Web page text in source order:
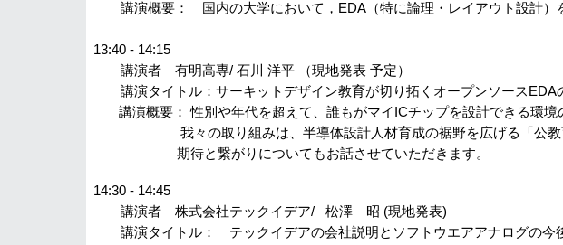
講演概要： 国内の大学において，EDA（特に論理・レイアウト設計）
13:40 - 14:15
講演者 有明高専/ 石川 洋平 （現地発表 予定）
講演タイトル： サーキットデザイン教育が切り拓くオープンソースEDA
講演概要：性別や年代を超えて、誰もがマイICチップを設計できる環
我々の取り組みは、半導体設計人材育成の裾野を広げる「公教育へ
期待と繋がりについてもお話させていただきます。
14:30 - 14:45
講演者 株式会社テックイデア/ 松澤 昭 (現地発表)
講演タイトル： テックイデアの会社説明とソフトウエアアナログの今